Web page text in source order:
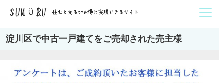
淀川区で中古一戸建てをご売却された売主様